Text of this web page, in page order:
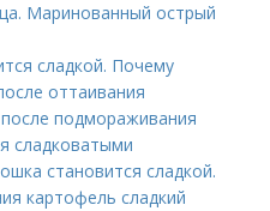
Маринованный острый
сладкой. Почему
оттаивания
подмораживания
сладковатыми
становится сладкой.
картофель сладкий